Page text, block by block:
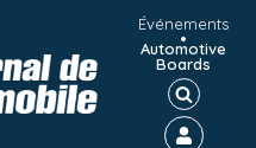
Événements
•
Automotive
Boards